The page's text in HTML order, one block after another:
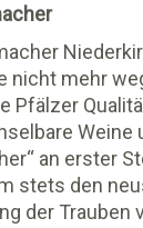
nicht mehr
Pfälzer
Weine
an erster
stets den
der Trauben